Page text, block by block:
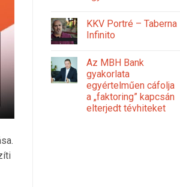
KKV Portré – Taberna
Infinito
Az MBH Bank
gyakorlata
egyértelműen cáfolja
a „faktoring” kapcsán
elterjedt tévhiteket